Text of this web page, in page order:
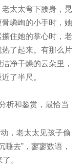
太太弯下腰身，晃
嶙峋的小手时，她
住她的掌心时，老
了起来。有那么片
净干燥的云朵里，
了半尺。
析和鉴赏，最恰当
，老太太见孩子偷
去”，寥寥数语，
。